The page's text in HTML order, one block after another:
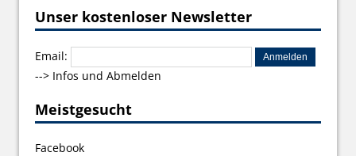
Unser kostenloser Newsletter
Email:
--> Infos und Abmelden
Meistgesucht
Facebook